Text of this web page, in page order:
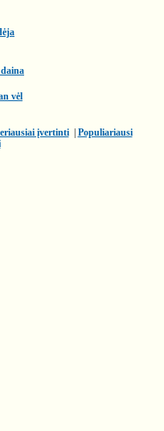
vėl
įvertinti| Populiariausi